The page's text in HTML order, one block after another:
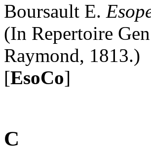
Boursault E.
(In Repertoire
Raymond, 1813.)
[EsoCo]
C